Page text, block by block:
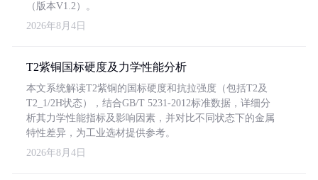
（版本V1.2）。
2026年8月4日
T2紫铜国标硬度及力学性能分析
本文系统解读T2紫铜的国标硬度和抗拉强度（包括T2及
T2_1/2H状态），结合GB/T 5231-2012标准数据，详细分
析其力学性能指标及影响因素，并对比不同状态下的金属
特性差异，为工业选材提供参考。
2026年8月4日